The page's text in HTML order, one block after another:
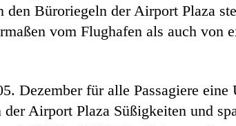
Büroriegeln der Airport Plaza
vom Flughafen als auch von
Dezember für alle Passagiere eine
Airport Plaza Süßigkeiten und